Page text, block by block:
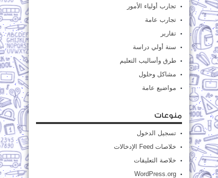
تجارب أولياء الأمور
تجارب عامة
تقارير
سنة أولي دراسة
طرق وأساليب التعليم
مشاكل وحلول
مواضيع عامة
منوعات
تسجيل الدخول
خلاصات Feed الإدخالات
خلاصة التعليقات
WordPress.org